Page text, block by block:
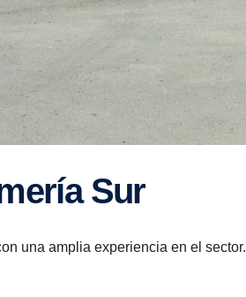
Sur
una amplia experiencia en el sector.